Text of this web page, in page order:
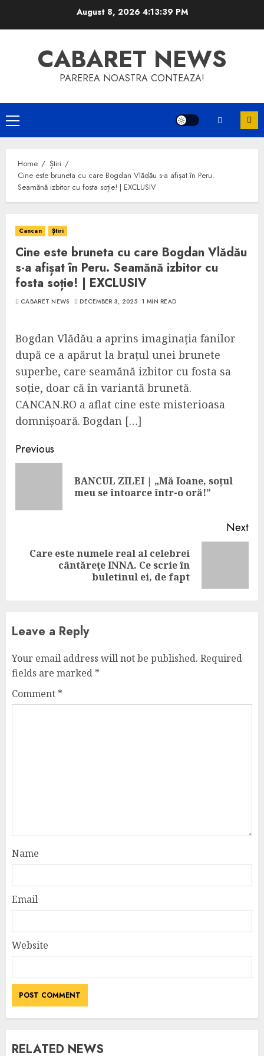
August 8, 2026 4:13:39 PM
CABARET NEWS
PAREREA NOASTRA CONTEAZA!
Primary
Menu
Home
Știri
Cine este bruneta cu care Bogdan Vlădău s-a afișat în Peru.
Seamănă izbitor cu fosta soție! | EXCLUSIV
Cancan Știri
Cine este bruneta cu care Bogdan Vlădău
s-a afișat în Peru. Seamănă izbitor cu
fosta soție! | EXCLUSIV
CABARET NEWS DECEMBER 3, 2025 1 MIN READ
Bogdan Vlădău a aprins imaginația fanilor
după ce a apărut la brațul unei brunete
superbe, care seamănă izbitor cu fosta sa
soție, doar că în variantă brunetă.
CANCAN.RO a aflat cine este misterioasa
domnișoară. Bogdan […]
Continue
Reading
Previous
BANCUL ZILEI | „Mă Ioane, soțul
meu se întoarce într-o oră!”
Next
Next
Care este numele real al celebrei
cântăreţe INNA. Ce scrie în
buletinul ei, de fapt
Leave a Reply
Your email address will not be published. Required
fields are marked *
Comment *
Name
Email
Website
RELATED NEWS